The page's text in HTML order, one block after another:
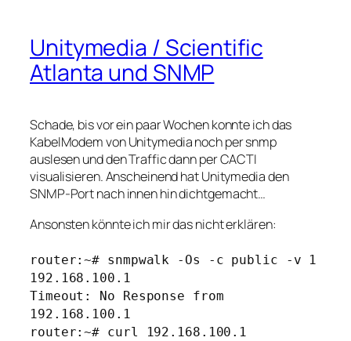
Unitymedia / Scientific
Atlanta und SNMP
Schade, bis vor ein paar Wochen konnte ich das
KabelModem von Unitymedia noch per snmp
auslesen und den Traffic dann per CACTI
visualisieren. Anscheinend hat Unitymedia den
SNMP-Port nach innen hin dichtgemacht…
Ansonsten könnte ich mir das nicht erklären:
router:~# snmpwalk -Os -c public -v 1
192.168.100.1
Timeout: No Response from
192.168.100.1
router:~# curl 192.168.100.1